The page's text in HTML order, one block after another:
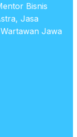
Bisnis
Jasa
Jawa